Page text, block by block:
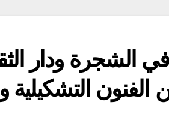
الشجرة ودار
التشكيلية